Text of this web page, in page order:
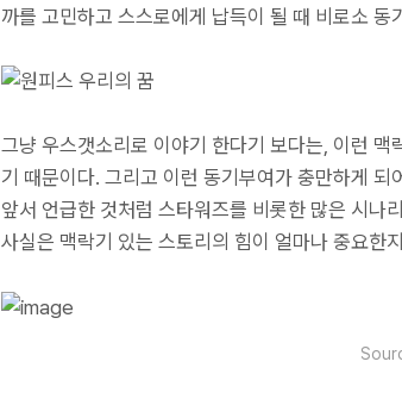
까를 고민하고 스스로에게 납득이 될 때 비로소 동
그냥 우스갯소리로 이야기 한다기 보다는, 이런 맥
기 때문이다. 그리고 이런 동기부여가 충만하게
앞서 언급한 것처럼 스타워즈를 비롯한 많은 시나
사실은 맥락기 있는 스토리의 힘이 얼마나 중요한